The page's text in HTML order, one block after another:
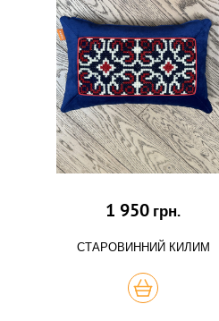
1 950 грн.
СТАРОВИННИЙ КИЛИМ
КУПИТЬ